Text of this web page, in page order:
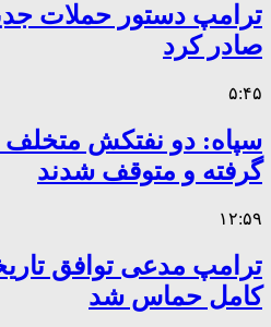
ترامپ دستور حملات
صادر کرد
۵:۴۵
سپاه: دو نفتکش متخلف
گرفته و متوقف شدند
۱۲:۵۹
ترامپ مدعی توافق
کامل حماس شد